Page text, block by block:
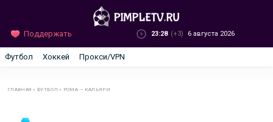
Поддержать 23:28 (+3) 6 августа 2026
Футбол Хоккей Прокси/VPN
ГЛАВНАЯ »ФУТБОЛ » РОМА — КАЛЬЯРИ